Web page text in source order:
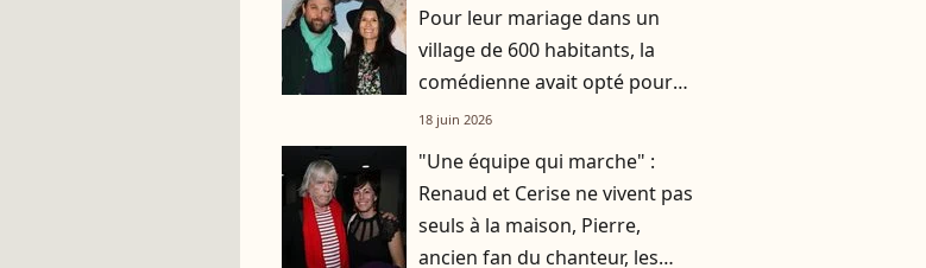
Pour leur mariage dans un
village de 600 habitants, la
comédienne avait opté pour
une robe originale d'une
18 juin 2026
"Une équipe qui marche" :
Renaud et Cerise ne vivent pas
seuls à la maison, Pierre,
ancien fan du chanteur, les